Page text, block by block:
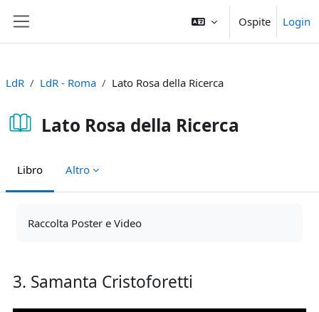
Ospite Login
LdR LdR - Roma Lato Rosa della Ricerca
Lato Rosa della Ricerca
Libro Altro
Raccolta Poster e Video
3. Samanta Cristoforetti